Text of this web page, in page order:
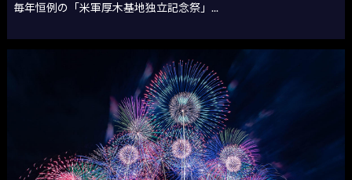
毎年恒例の「米軍厚木基地独立記念祭」...